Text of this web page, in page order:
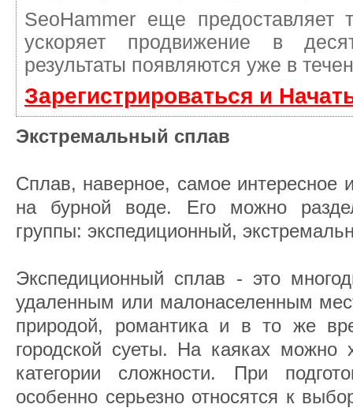
SeoHammer еще предоставляет
ускоряет продвижение в
результаты появляются уже в
Зарегистрироваться и
Экстремальный сплав
Сплав, наверное, самое интересное
на бурной воде. Его можно
группы: экспедиционный,
Экспедиционный сплав - это
удаленным или малонаселенным
природой, романтика и в то же
городской суеты. На каяках
категории сложности. При
особенно серьезно относятся к